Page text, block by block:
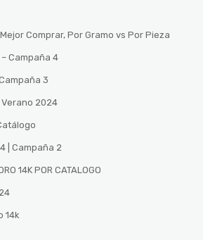
Comprar, Por Gramo vs Por Pieza
Campaña 4
3
2024
| Campaña 2
14K POR CATALOGO
14k